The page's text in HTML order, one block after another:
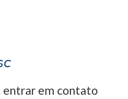
entrar em contato